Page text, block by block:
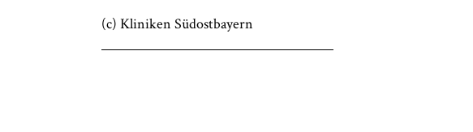
(c) Kliniken Südostbayern